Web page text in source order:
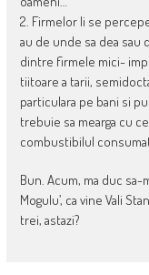
2. Firmelor li se
au de unde sa dea sau
dintre firmele mici-
tiitoare a tarii,
particulara pe bani si
trebuie sa mearga cu
combustibilul
Bun. Acum, ma duc
Mogulu’, ca vine Vali
trei, astazi?